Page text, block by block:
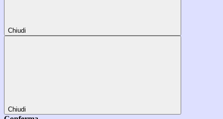
Chiudi
Chiudi